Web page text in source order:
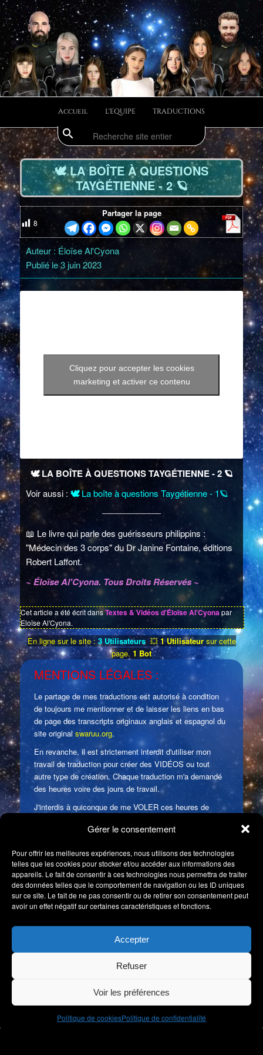
Gérer le consentement
Pour offrir les meilleures expériences, nous utilisons des technologies
telles que les cookies pour stocker et/ou accéder aux informations des
appareils. Le fait de consentir à ces technologies nous permettra de traiter
des données telles que le comportement de navigation ou les ID uniques
sur ce site. Le fait de ne pas consentir ou de retirer son consentement peut
avoir un effet négatif sur certaines caractéristiques et fonctions.
Accepter
Refuser
Voir les préférences
Politique de cookiesPolitique de confidentialité
Aller
au
contenu
principalswaruufr
Divulgations Swaruurienne et Taygetienne
search Recherche
Accueil L'EQUIPE TRADUCTIONS
des
🕊️LA BOÎTE À QUESTIONS
TAYGÉTIENNE - 2🪐
8
Partager la page
Auteur : Éloïse Al'Cyona
Publié le 3 juin 2023
Cliquez pour accepter les cookies
marketing et activer ce contenu
🕊️LA BOÎTE À QUESTIONS TAYGÉTIENNE - 2 🪐
Voir aussi :🕊️La boîte à questions Taygétienne - 1🪐
📖 Le livre qui parle des guérisseurs philippins :
"Médecin des 3 corps" du Dr Janine Fontaine, éditions
Robert Laffont.
~ Éloïse Al'Cyona. Tous Droits Réservés ~
Cet article a été écrit dansTextes & Vidéos d'Éloïse Al'Cyonapar
Eloïse Al'Cyona.
En ligne sur le site :3 Utilisateurs 💥 1 Utilisateursur cette
page. 1 Bot
MENTIONS LÉGALES :
Le partage de mes traductions est autorisé à condition
de toujours me mentionner et de laisser les liens en bas
de page des transcripts originaux anglais et espagnol du
site originalswaruu.org.
En revanche, il est strictement interdit d'utiliser mon
travail de traduction pour créer des VIDÉOS ou tout
autre type de création. Chaque traduction m'a demandé
des heures voire des jours de travail.
J'interdis à quiconque de me VOLER ces heures de
poursuivie en justice.
« Toute représentation ou reproduction intégrale ou
partielle faite sans le consentement de l'auteur ou de ses
ayants droit ou ayants cause est illicite. Il en est de
même pour la traduction, l'adaptation ou la
transformation, l'arrangement ou la reproduction par un
art ou un procédé quelconque. » - Article L122-4 du CPI
(Code de la Propriété Intellectuelle).
De plus, sous aucune circonstance il n'est autorisé de
publier ces informations et traductions dans des buts
commerciaux (vente de livres, matériels publicitaires,
TOUS DROITS RÉSERVÉS : ÉLOÏSE AL'CYONA ©